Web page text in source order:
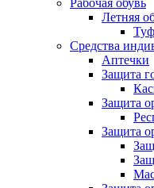
Рабочая обувь
Летняя
Средства
Аптечки
Защита
Защита
Защита